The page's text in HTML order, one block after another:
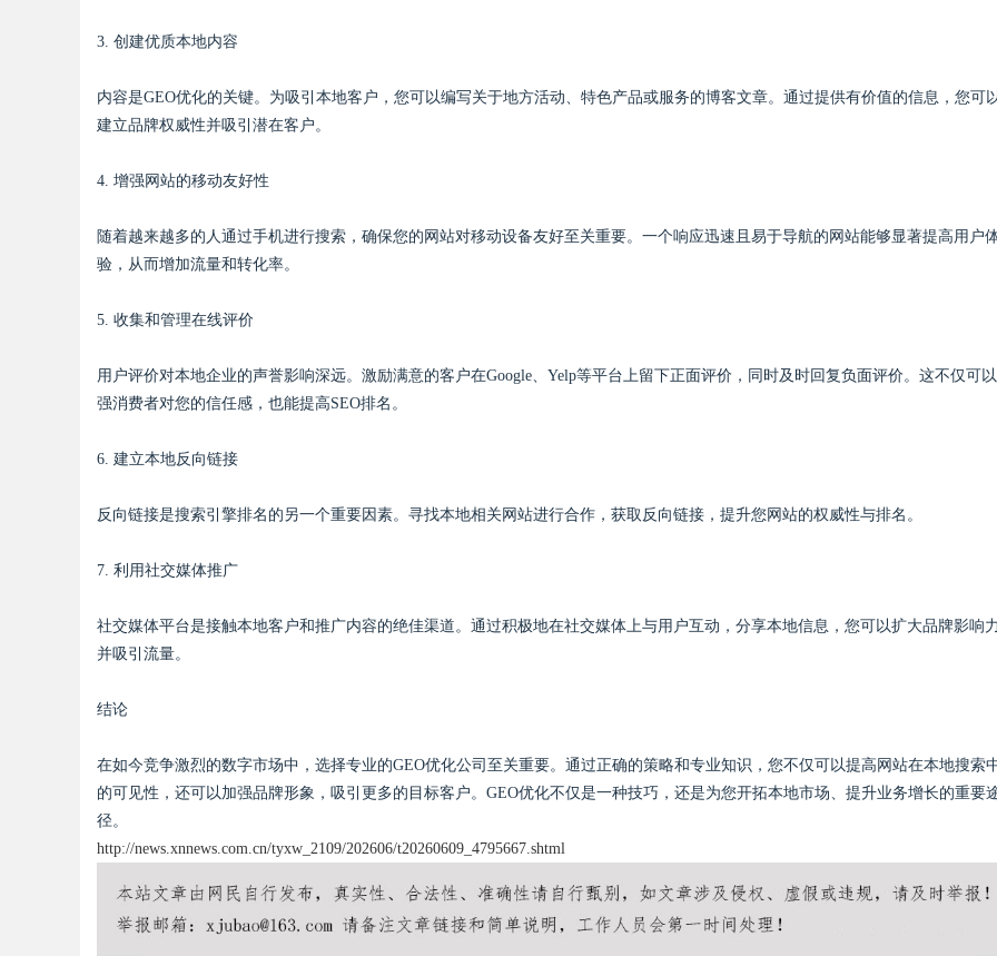
3. 创建优质本地内容
内容是GEO优化的关键。为吸引本地客户，您可以编写关于地方活动、特色产品或服务的博客文章。通过提供有价值的信息，您可
建立品牌权威性并吸引潜在客户。
4. 增强网站的移动友好性
随着越来越多的人通过手机进行搜索，确保您的网站对移动设备友好至关重要。一个响应迅速且易于导航的网站能够显著提高用户
验，从而增加流量和转化率。
5. 收集和管理在线评价
用户评价对本地企业的声誉影响深远。激励满意的客户在Google、Yelp等平台上留下正面评价，同时及时回复负面评价。这不仅可
强消费者对您的信任感，也能提高SEO排名。
6. 建立本地反向链接
反向链接是搜索引擎排名的另一个重要因素。寻找本地相关网站进行合作，获取反向链接，提升您网站的权威性与排名。
7. 利用社交媒体推广
社交媒体平台是接触本地客户和推广内容的绝佳渠道。通过积极地在社交媒体上与用户互动，分享本地信息，您可以扩大品牌影响
并吸引流量。
结论
在如今竞争激烈的数字市场中，选择专业的GEO优化公司至关重要。通过正确的策略和专业知识，您不仅可以提高网站在本地搜索
的可见性，还可以加强品牌形象，吸引更多的目标客户。GEO优化不仅是一种技巧，还是为您开拓本地市场、提升业务增长的重要
径。
http://news.xnnews.com.cn/tyxw_2109/202606/t20260609_4795667.shtml